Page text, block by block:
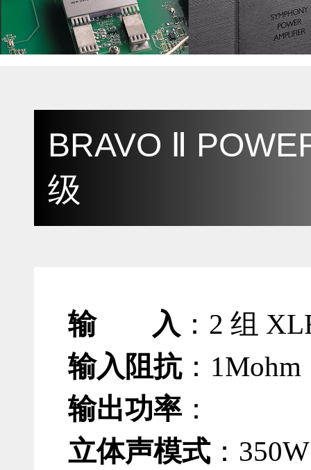
BRAVO Ⅱ
级
输 入 ： 2 组
输入阻抗： 1Mohm
输出功率 ：
立体声模式：